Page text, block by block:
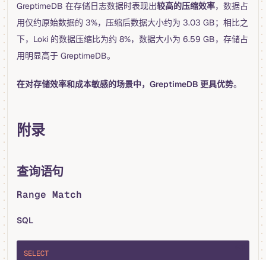
GreptimeDB 在存储日志数据时表现出较高的压缩效率，数据占
用仅约原始数据的 3%，压缩后数据大小约为 3.03 GB；相比之
下，Loki 的数据压缩比为约 8%，数据大小为 6.59 GB，存储占
用明显高于 GreptimeDB。
在对存储效率和成本敏感的场景中，GreptimeDB 更具优势。
附录
查询语句
Range Match
SQL
SELECT